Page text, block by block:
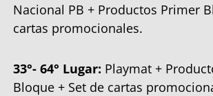
Nacional PB + Productos Primer
cartas promocionales.
33°- 64° Lugar: Playmat +
Bloque + Set de cartas